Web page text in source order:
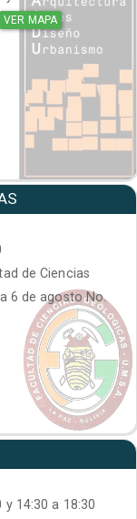
VER MAPA
de Ciencias
6 de agosto No.
y 14:30 a 18:30